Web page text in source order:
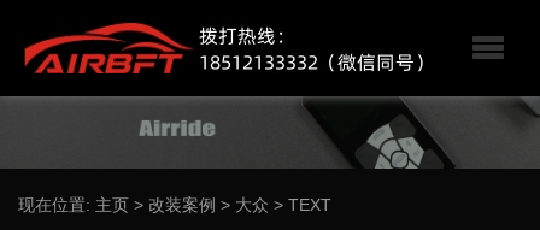
现在位置: 主页 > 改装案例 > 大众 > TEXT